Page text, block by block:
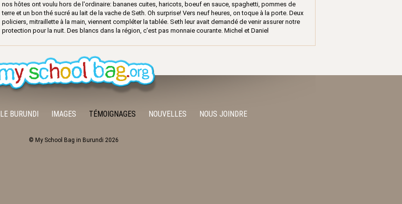
nos hôtes ont voulu hors de l'ordinaire: bananes cuites, haricots, boeuf en sauce, spaghetti, pommes de
terre et un bon thé sucré au lait de la vache de Seth. Oh surprise! Vers neuf heures, on toque à la porte. Deux
policiers, mitraillette à la main, viennent compléter la tablée. Seth leur avait demandé de venir assurer notre
protection pour la nuit. Des blancs dans la région, c'est pas monnaie courante. Michel et Daniel
LE BURUNDI IMAGES TÉMOIGNAGES NOUVELLES NOUS JOINDRE
© My School Bag in Burundi 2026